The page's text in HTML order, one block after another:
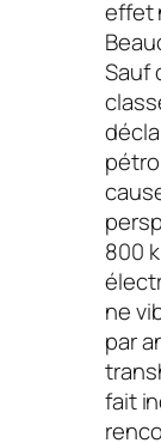
effet
Sauf
800
ne
par
fait